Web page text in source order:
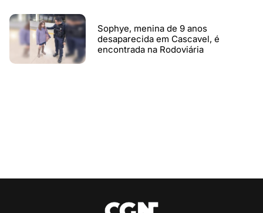
Sophye, menina de 9 anos
desaparecida em Cascavel, é
encontrada na Rodoviária